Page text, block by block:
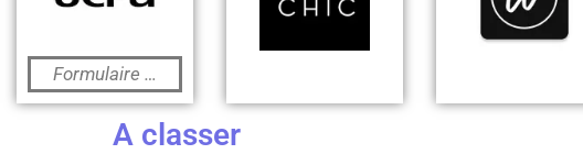
Formulaire …
A classer